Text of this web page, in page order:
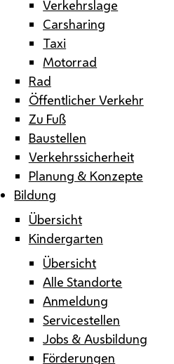
Verkehrslage
Carsharing
Taxi
Motorrad
Rad
Öffentlicher Verkehr
Zu Fuß
Baustellen
Verkehrssicherheit
Planung & Konzepte
Bildung
Übersicht
Kindergarten
Übersicht
Alle Standorte
Anmeldung
Servicestellen
Jobs & Ausbildung
Förderungen